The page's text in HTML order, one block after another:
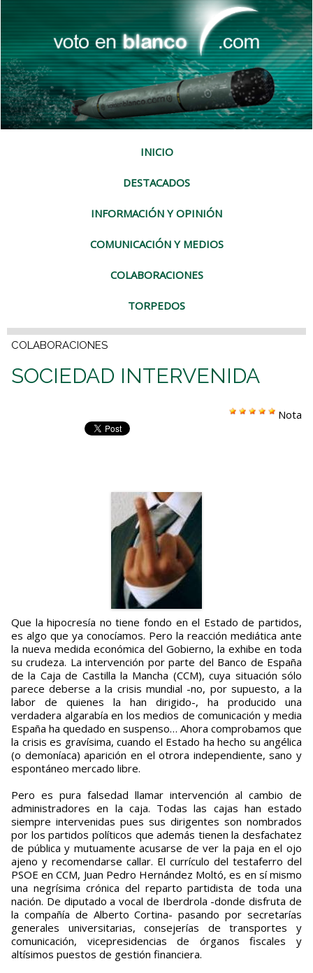
INICIO
DESTACADOS
INFORMACIÓN Y OPINIÓN
COMUNICACIÓN Y MEDIOS
COLABORACIONES
TORPEDOS
COLABORACIONES
SOCIEDAD INTERVENIDA
Nota
Que la hipocresía no tiene fondo en el Estado de partidos,
es algo que ya conocíamos. Pero la reacción mediática ante
la nueva medida económica del Gobierno, la exhibe en toda
su crudeza. La intervención por parte del Banco de España
de la Caja de Castilla la Mancha (CCM), cuya situación sólo
parece deberse a la crisis mundial -no, por supuesto, a la
labor de quienes la han dirigido-, ha producido una
verdadera algarabía en los medios de comunicación y media
España ha quedado en suspenso… Ahora comprobamos que
la crisis es gravísima, cuando el Estado ha hecho su angélica
(o demoníaca) aparición en el otrora independiente, sano y
espontáneo mercado libre.
Pero es pura falsedad llamar intervención al cambio de
administradores en la caja. Todas las cajas han estado
siempre intervenidas pues sus dirigentes son nombrados
por los partidos políticos que además tienen la desfachatez
de pública y mutuamente acusarse de ver la paja en el ojo
ajeno y recomendarse callar. El currículo del testaferro del
PSOE en CCM, Juan Pedro Hernández Moltó, es en sí mismo
una negrísima crónica del reparto partidista de toda una
nación. De diputado a vocal de Iberdrola -donde disfruta de
la compañía de Alberto Cortina- pasando por secretarías
generales universitarias, consejerías de transportes y
comunicación, vicepresidencias de órganos fiscales y
altísimos puestos de gestión financiera.